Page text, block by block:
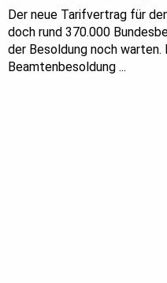
Der neue Tarifvertrag für
doch rund 370.000
der Besoldung noch warten.
Beamtenbesoldung ...